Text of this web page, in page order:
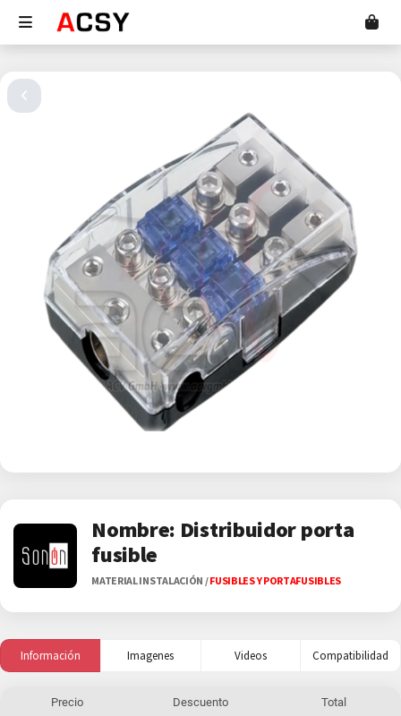
Nombre: Distribuidor porta
fusible
MATERIAL INSTALACIÓN /FUSIBLES Y PORTAFUSIBLES
Información Imagenes Videos Compatibilidad
Precio Descuento Total